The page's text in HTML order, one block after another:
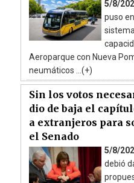
5/8/
puso
Aeroparque con Nueva
neumáticos ...(+)
Sin los votos
dio de baja el
a extranjeros para
el Senado
5/8/
debió